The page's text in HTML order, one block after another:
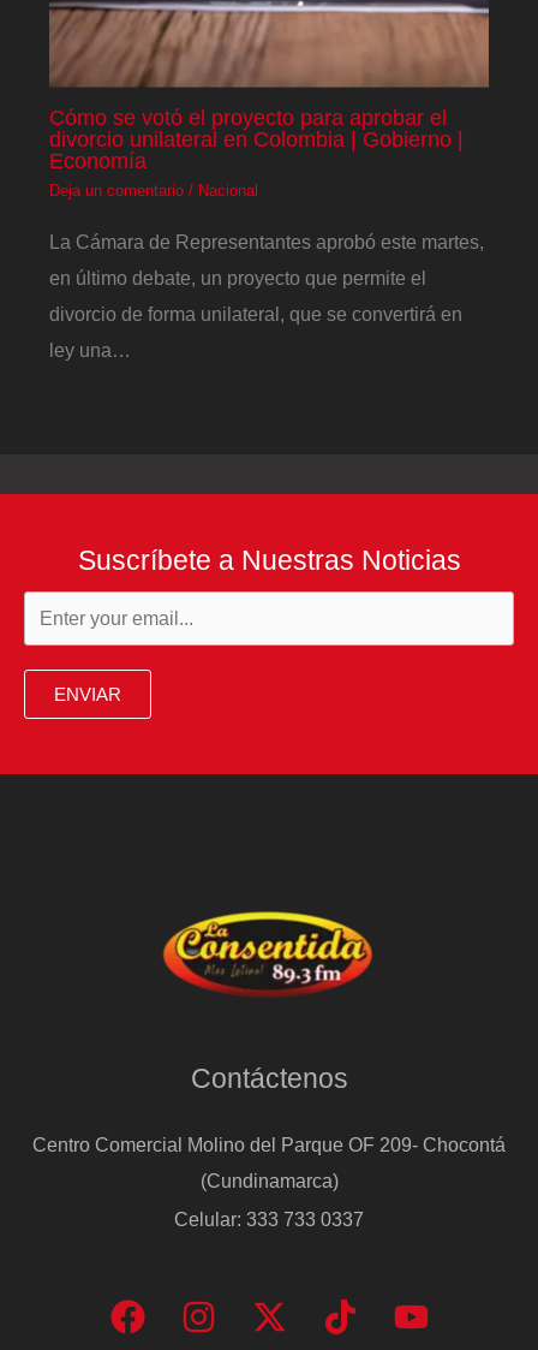
Cómo se votó el proyecto para aprobar el
divorcio unilateral en Colombia | Gobierno |
Economía
Deja un comentario / Nacional
La Cámara de Representantes aprobó este martes,
en último debate, un proyecto que permite el
divorcio de forma unilateral, que se convertirá en
ley una…
Suscríbete a Nuestras Noticias
ENVIAR
Contáctenos
Centro Comercial Molino del Parque OF 209- Chocontá
(Cundinamarca)
Celular: 333 733 0337